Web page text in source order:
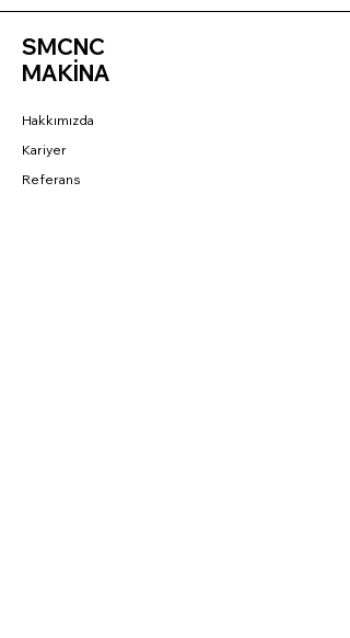
SMCNC
MAKİNA
Hakkımızda
Kariyer
Referans